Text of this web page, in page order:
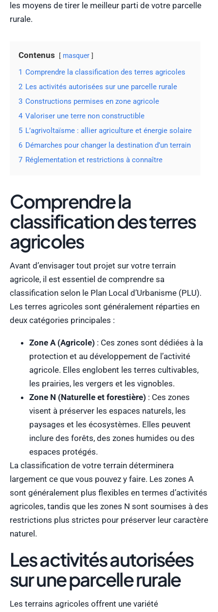
les moyens de tirer le meilleur parti de votre parcelle
rurale.
Contenus masquer
1 Comprendre la classification des terres agricoles
2 Les activités autorisées sur une parcelle rurale
3 Constructions permises en zone agricole
4 Valoriser une terre non constructible
5 L’agrivoltaïsme : allier agriculture et énergie solaire
6 Démarches pour changer la destination d’un terrain
7 Réglementation et restrictions à connaître
Comprendre la
classification des terres
agricoles
Avant d’envisager tout projet sur votre terrain
agricole, il est essentiel de comprendre sa
classification selon le Plan Local d’Urbanisme (PLU).
Les terres agricoles sont généralement réparties en
deux catégories principales :
Zone A (Agricole) : Ces zones sont dédiées à la
protection et au développement de l’activité
agricole. Elles englobent les terres cultivables,
les prairies, les vergers et les vignobles.
Zone N (Naturelle et forestière) : Ces zones
visent à préserver les espaces naturels, les
paysages et les écosystèmes. Elles peuvent
inclure des forêts, des zones humides ou des
espaces protégés.
La classification de votre terrain déterminera
largement ce que vous pouvez y faire. Les zones A
sont généralement plus flexibles en termes d’activités
agricoles, tandis que les zones N sont soumises à des
restrictions plus strictes pour préserver leur caractère
naturel.
Les activités autorisées
sur une parcelle rurale
Les terrains agricoles offrent une variété